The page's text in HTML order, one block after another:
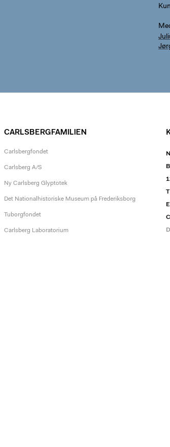
CARLSBERGFAMILIEN
Carlsbergfondet
Carlsberg A/S
Ny Carlsberg Glyptotek
Det Nationalhistoriske Museum på Frederiksborg
Tuborgfondet
Carlsberg Laboratorium
T
E